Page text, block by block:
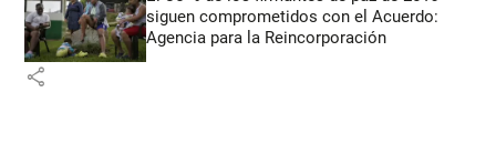
siguen comprometidos con el Acuerdo:
Agencia para la Reincorporación
share